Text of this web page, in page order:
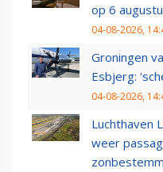
op 6
04-08-2026,
Groningen
Esbjerg:
04-08-2026,
Luchthaven
weer